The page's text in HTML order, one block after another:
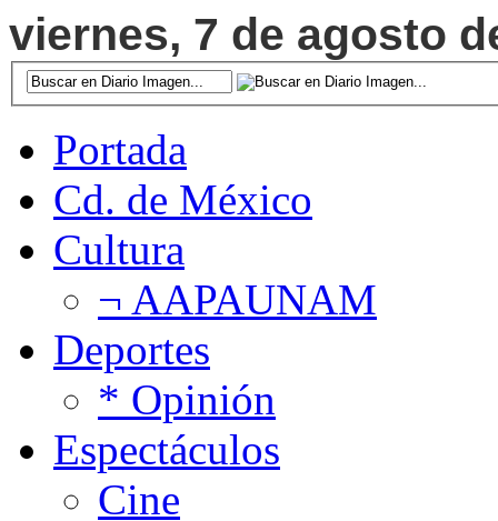
viernes, 7 de agosto
Portada
Cd. de México
Cultura
¬ AAPAUNAM
Deportes
* Opinión
Espectáculos
Cine